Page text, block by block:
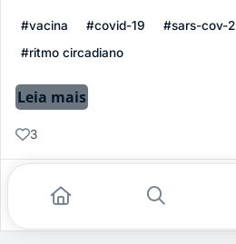
#vacina #covid-19 #sars-cov-2
#ritmo circadiano
Leia mais
3
Gostei Comentar